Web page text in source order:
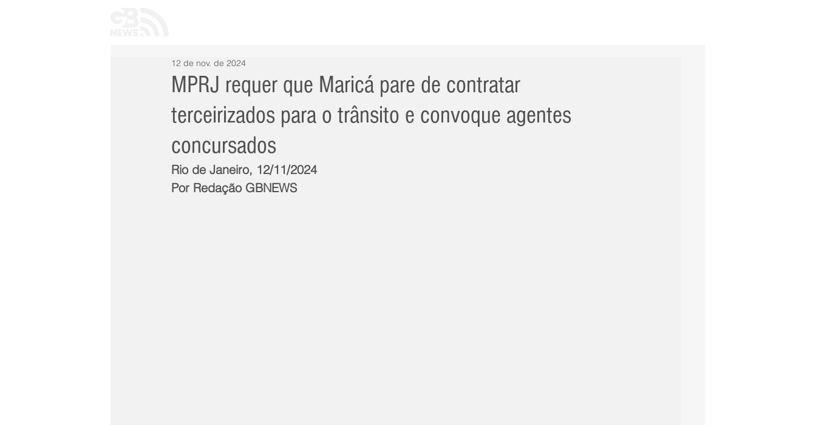
MPRJ requer que Maricá pare de contratar
terceirizados para o trânsito e convoque agentes
concursados
12 de nov. de 2024
Rio de Janeiro, 12/11/2024
Por Redação GBNEWS